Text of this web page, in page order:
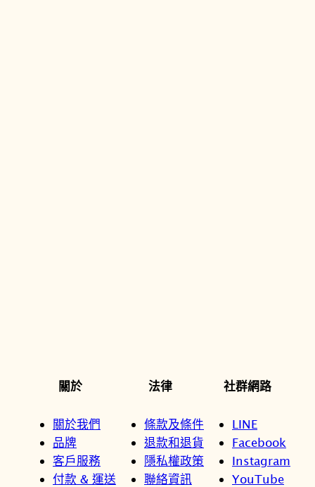
關於
關於我們
品牌
客戶服務
付款 & 運送
法律
條款及條件
退款和退貨
隱私權政策
聯絡資訊
社群網路
LINE
Facebook
Instagram
YouTube